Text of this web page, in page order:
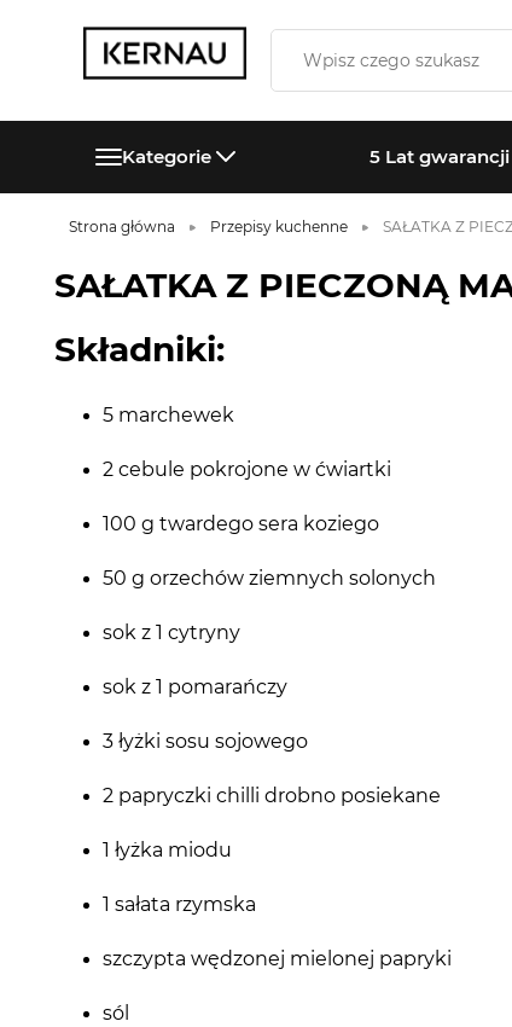
Kategorie 5 Lat gwarancji
Strona główna Przepisy kuchenne SAŁATKA Z
SAŁATKA Z PIECZONĄ
Składniki:
5 marchewek
2 cebule pokrojone w ćwiartki
100 g twardego sera koziego
50 g orzechów ziemnych solonych
sok z 1 cytryny
sok z 1 pomarańczy
3 łyżki sosu sojowego
2 papryczki chilli drobno posiekane
1 łyżka miodu
1 sałata rzymska
szczypta wędzonej mielonej papryki
sól